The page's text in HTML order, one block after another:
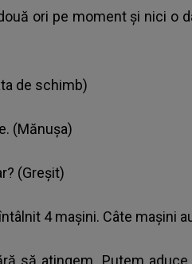
ori pe moment și nici o
de schimb)
(Mănușa)
(Greșit)
4 mașini. Câte mașini
să atingem. Putem